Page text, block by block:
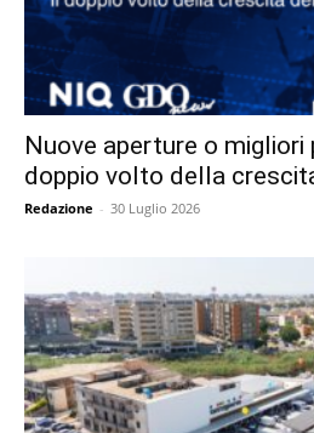
Nuove aperture o migliori
doppio volto della
Redazione - 30 Luglio 2026